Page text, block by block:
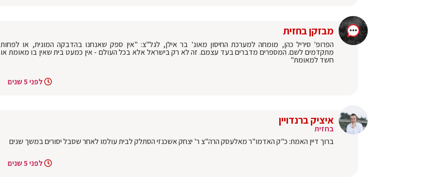
מבזקן בחזית
הפרופ' סיריל כהן, מומחה למערכת החיסון מאונ' בר אילן, לגל"צ: "אין ספק שאנחנו בהדבקה המונית, או לפחות
מתקדמים לשם. המספרים מדברים בעד עצמם. זה לא רק בישראל אלא בכל העולם - אין כמעט בית שאין בו מאומת או
חשד למאומת"
לפני 5 שנים
איציק ברנדויין
בחזית
ברוך דיין האמת: כ"ק האדמו"ר מאלעסק הרה"צ ר' יצחק אשכנזי הסתלק לבית עולמו לאחר שסבל יסורים במשך שנים
לפני 5 שנים